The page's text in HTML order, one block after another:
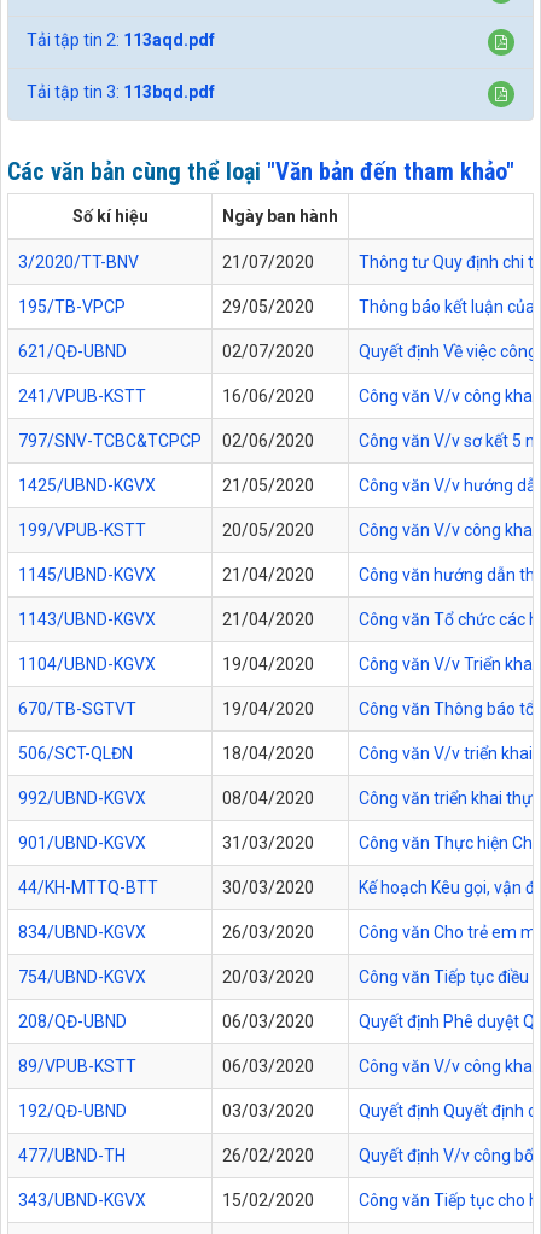
Tải tập tin 2: 113aqd.pdf
Tải tập tin 3: 113bqd.pdf
Các văn bản cùng thể loại "Văn bản đến tham khảo"
Số kí hiệu Ngày ban hành
3/2020/TT-BNV 21/07/2020 Thông tư Quy định chi
195/TB-VPCP 29/05/2020 Thông báo kết luận của
621/QĐ-UBND 02/07/2020 Quyết định Về việc
241/VPUB-KSTT 16/06/2020 Công văn V/v công
797/SNV-TCBC&TCPCP 02/06/2020 Công văn V/v sơ kết 5
1425/UBND-KGVX 21/05/2020 Công văn V/v hướng
199/VPUB-KSTT 20/05/2020 Công văn V/v công
1145/UBND-KGVX 21/04/2020 Công văn hướng dẫn
1143/UBND-KGVX 21/04/2020 Công văn Tổ chức các
1104/UBND-KGVX 19/04/2020 Công văn V/v Triển
670/TB-SGTVT 19/04/2020 Công văn Thông báo
506/SCT-QLĐN 18/04/2020 Công văn V/v triển khai
992/UBND-KGVX 08/04/2020 Công văn triển khai
901/UBND-KGVX 31/03/2020 Công văn Thực hiện
44/KH-MTTQ-BTT 30/03/2020 Kế hoạch Kêu gọi, vận
834/UBND-KGVX 26/03/2020 Công văn Cho trẻ em
754/UBND-KGVX 20/03/2020 Công văn Tiếp tục điều
208/QĐ-UBND 06/03/2020 Quyết định Phê duyệt
89/VPUB-KSTT 06/03/2020 Công văn V/v công
192/QĐ-UBND 03/03/2020 Quyết định Quyết định
477/UBND-TH 26/02/2020 Quyết định V/v công bố
343/UBND-KGVX 15/02/2020 Công văn Tiếp tục cho